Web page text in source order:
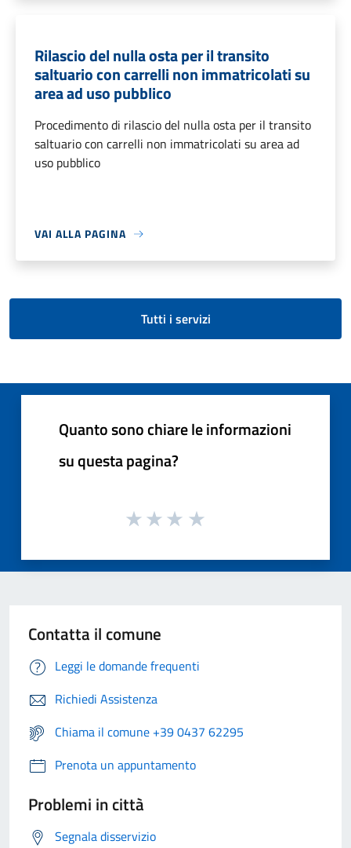
Rilascio del nulla osta per il transito
saltuario con carrelli non immatricolati su
area ad uso pubblico
Procedimento di rilascio del nulla osta per il transito
saltuario con carrelli non immatricolati su area ad
uso pubblico
VAI ALLA PAGINA
Tutti i servizi
Quanto sono chiare le informazioni
su questa pagina?
Contatta il comune
Leggi le domande frequenti
Richiedi Assistenza
Chiama il comune +39 0437 62295
Prenota un appuntamento
Problemi in città
Segnala disservizio